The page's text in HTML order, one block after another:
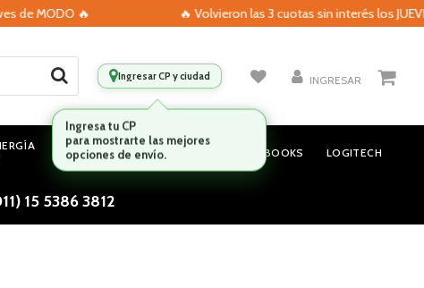
de MODO 🔥 🔥 Volvieron las 3 cuotas sin interés los
Ingresar CP y ciudad INGRESAR
MONITORES AUDIO NOTEBOOKS LOGITECH
15 5386 3812